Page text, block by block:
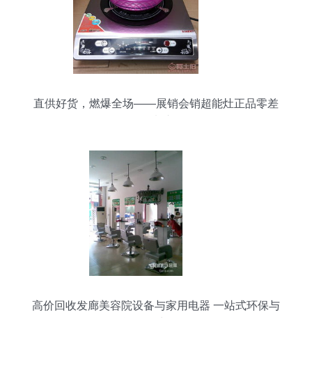
直供好货，燃爆全场——展销会销超能灶正品零差
高价回收发廊美容院设备与家用电器 一站式环保与